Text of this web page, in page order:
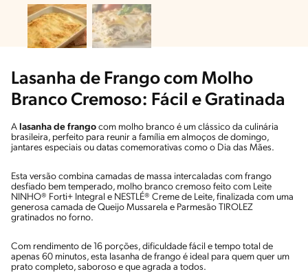
Lasanha de Frango com Molho
Branco Cremoso: Fácil e Gratinada
A lasanha de frango com molho branco é um clássico da culinária
brasileira, perfeito para reunir a família em almoços de domingo,
jantares especiais ou datas comemorativas como o Dia das Mães.
Esta versão combina camadas de massa intercaladas com frango
desfiado bem temperado, molho branco cremoso feito com Leite
NINHO® Forti+ Integral e NESTLÉ® Creme de Leite, finalizada com uma
generosa camada de Queijo Mussarela e Parmesão TIROLEZ
gratinados no forno.
Com rendimento de 16 porções, dificuldade fácil e tempo total de
apenas 60 minutos, esta lasanha de frango é ideal para quem quer um
prato completo, saboroso e que agrada a todos.